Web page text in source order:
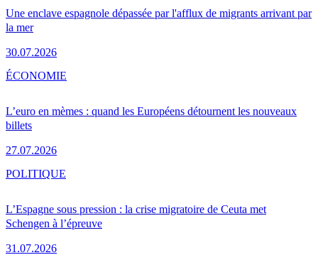
Une enclave espagnole dépassée par l'afflux de migrants arrivant par
la mer
30.07.2026
L’euro en mèmes : quand les Européens détournent les nouveaux
billets
27.07.2026
ÉCONOMIE
L’Espagne sous pression : la crise migratoire de Ceuta met
Schengen à l’épreuve
31.07.2026
POLITIQUE